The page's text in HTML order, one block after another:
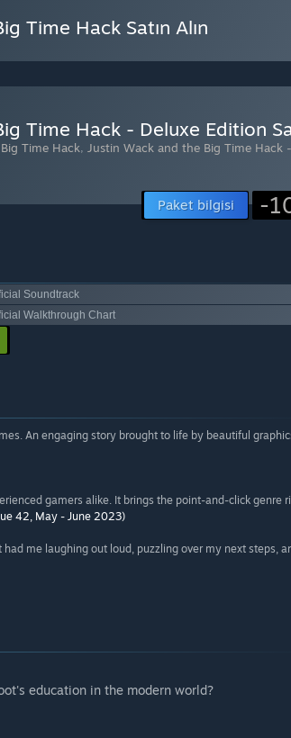
Time Hack Satın Alın
Time Hack - Deluxe Edition
Time Hack, Justin Wack and the Big Time Hack
Paket bilgisi -
Soundtrack
Walkthrough Chart
An engaging story brought to life by beautiful
gamers alike. It brings the point-and-click genre
42, May - June 2023)
me laughing out loud, puzzling over my next steps,
education in the modern world?